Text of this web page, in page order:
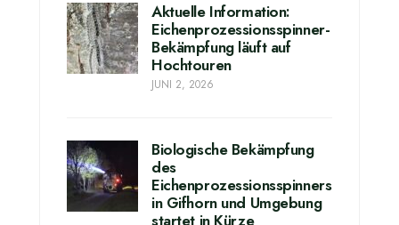
Aktuelle Information:
Eichenprozessionsspinner-
Bekämpfung läuft auf
Hochtouren
JUNI 2, 2026
Biologische Bekämpfung
des
Eichenprozessionsspinners
in Gifhorn und Umgebung
startet in Kürze